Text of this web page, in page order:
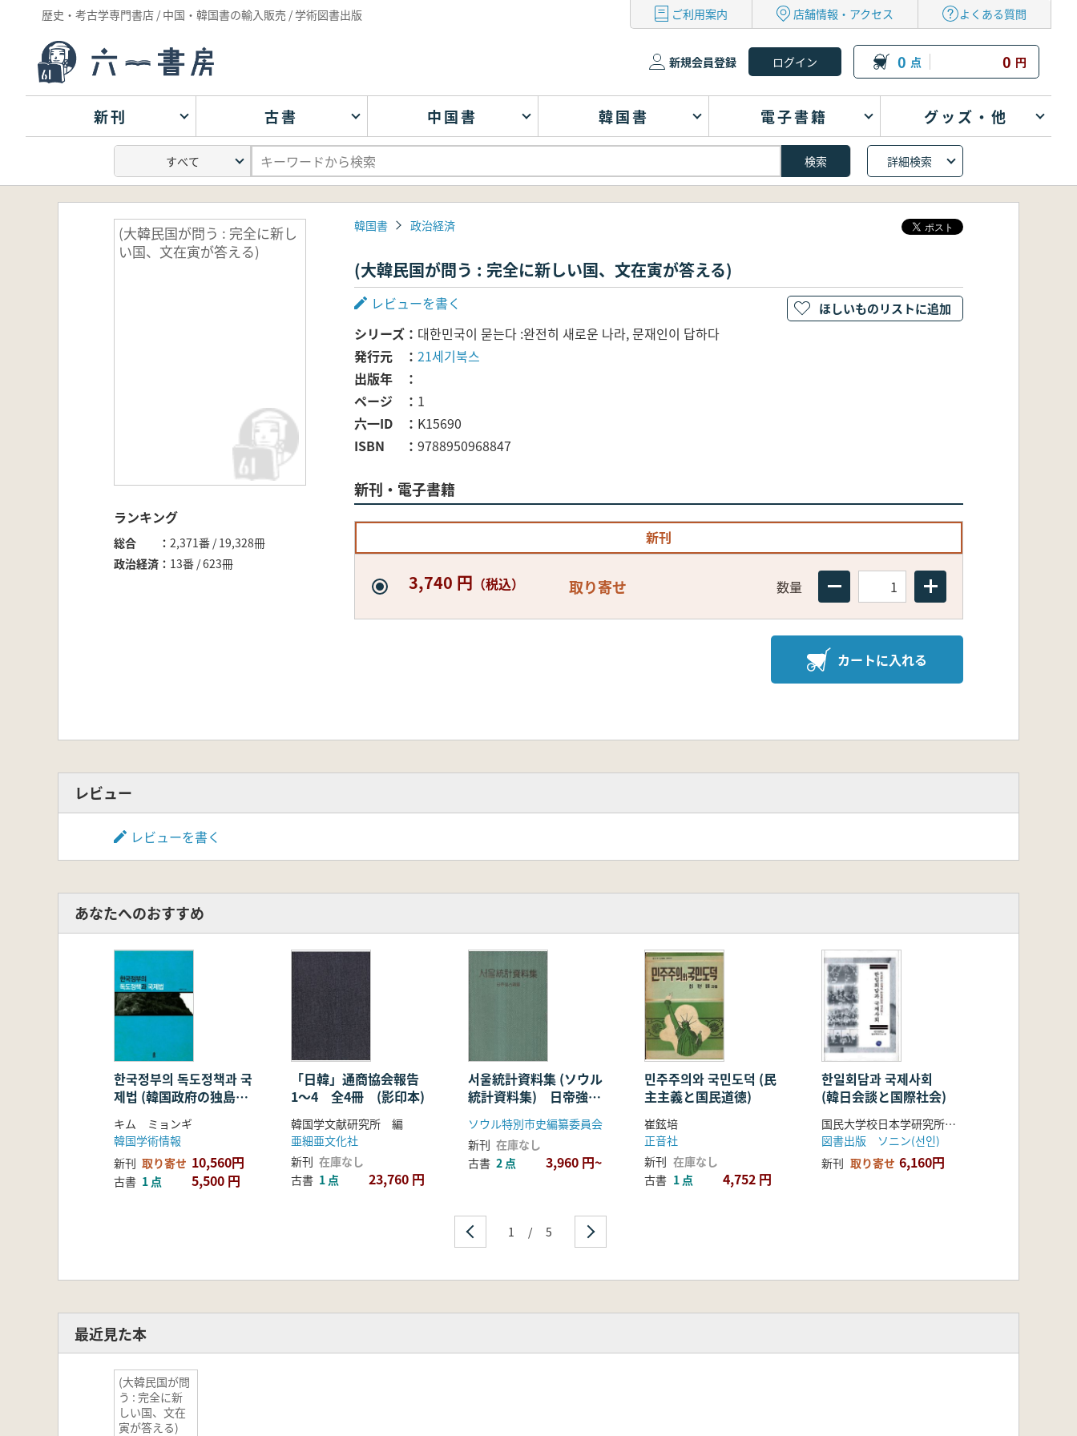
歴史・考古学専門書店 / 中国・韓国書の輸入販売 / 学術図書出版 ご利用案内 店舗情報・アクセス よくある質問
新規会員登録 0 点 0 円
新刊 古書 中国書 韓国書 電子書籍 グッズ・他
詳細検索
(大韓民国が問う : 完全に新し
い国、文在寅が答える)
ランキング
総合
2,371番 / 19,328冊
政治経済
13番 / 623冊
韓国書 政治経済
(大韓民国が問う : 完全に新しい国、文在寅が答える)
レビューを書く
シリーズ
대한민국이 묻는다 :완전히 새로운 나라, 문재인이 답하다
発行元
21세기북스
出版年
ページ
1
六一ID
K15690
ISBN
9788950968847
新刊・電子書籍
新刊
3,740 円 （税込） 取り寄せ 数量
カートに入れる
ほしいものリストに追加
レビュー
レビューを書く
あなたへのおすすめ
한국정부의 독도정책과 국
제법 (韓国政府の独島政
キム ミョンギ
韓国学術情報
新刊 取り寄せ 10,560円
古書 1 点 5,500 円
「日韓」通商協会報告
1〜4 全4冊 (影印本)
韓国学文献研究所 編
亜細亜文化社
新刊 在庫なし
古書 1 点 23,760 円
서울統計資料集 (ソウル
統計資料集) 日帝強占
期編
ソウル特別市史編纂委員会
新刊 在庫なし
古書 2 点 3,960 円~
민주주의와 국민도덕 (民
主主義と国民道徳)
崔鉉培
正音社
新刊 在庫なし
古書 1 点 4,752 円
한일회담과 국제사회
(韓日会談と国際社会)
国民大学校日本学研究所 編
図書出版 ソニン(선인)
新刊 取り寄せ 6,160円
1 / 5
最近見た本
(大韓民国が問
う : 完全に新
しい国、文在
寅が答える)